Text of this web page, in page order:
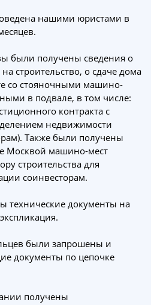
нашими юристами в
были получены сведения о
строительство, о сдаче дома
со стояночными машино-
в подвале, в том числе:
контракта с
недвижимости
Также были получены
Москвой машино-мест
строительства для
соинвесторам.
технические документы на
были запрошены и
документы по цепочке
получены